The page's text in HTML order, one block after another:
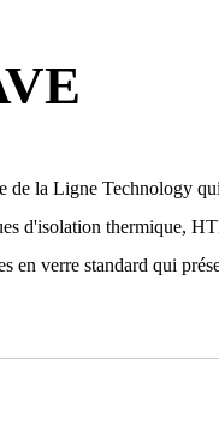
de la Ligne Technology
d'isolation thermique,
en verre standard qui